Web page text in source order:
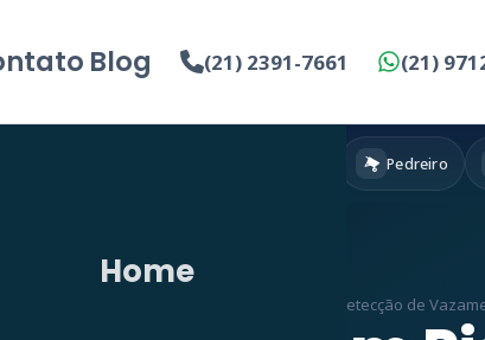
Blog (21) 2391-7661 (21)
Home
Pedreiro
Detecção de